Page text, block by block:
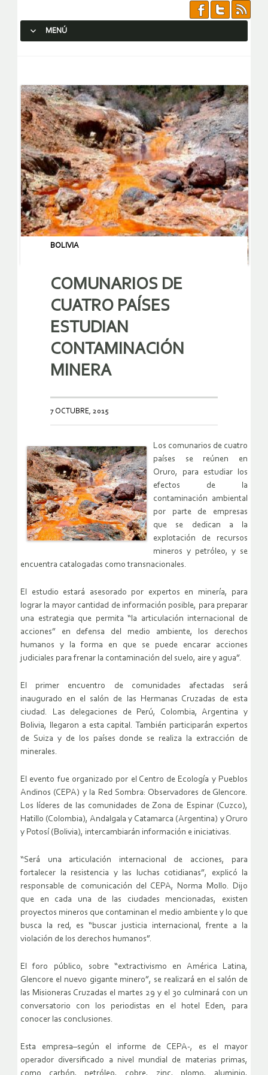
MENÚ
BOLIVIA
COMUNARIOS DE
CUATRO PAÍSES
ESTUDIAN
CONTAMINACIÓN
MINERA
7 OCTUBRE, 2015
Los comunarios de cuatro
países se reúnen en
Oruro, para estudiar los
efectos de la
contaminación ambiental
por parte de empresas
que se dedican a la
explotación de recursos
mineros y petróleo, y se
encuentra catalogadas como transnacionales.
El estudio estará asesorado por expertos en minería, para
lograr la mayor cantidad de información posible, para preparar
una estrategia que permita “la articulación internacional de
acciones” en defensa del medio ambiente, los derechos
humanos y la forma en que se puede encarar acciones
judiciales para frenar la contaminación del suelo, aire y agua”.
El primer encuentro de comunidades afectadas será
inaugurado en el salón de las Hermanas Cruzadas de esta
ciudad. Las delegaciones de Perú, Colombia, Argentina y
Bolivia, llegaron a esta capital. También participarán expertos
de Suiza y de los países donde se realiza la extracción de
minerales.
El evento fue organizado por el Centro de Ecología y Pueblos
Andinos (CEPA) y la Red Sombra: Observadores de Glencore.
Los líderes de las comunidades de Zona de Espinar (Cuzco),
Hatillo (Colombia), Andalgala y Catamarca (Argentina) y Oruro
y Potosí (Bolivia), intercambiarán información e iniciativas.
“Será una articulación internacional de acciones, para
fortalecer la resistencia y las luchas cotidianas”, explicó la
responsable de comunicación del CEPA, Norma Mollo. Dijo
que en cada una de las ciudades mencionadas, existen
proyectos mineros que contaminan el medio ambiente y lo que
busca la red, es “buscar justicia internacional, frente a la
violación de los derechos humanos”.
El foro público, sobre “extractivismo en América Latina,
Glencore el nuevo gigante minero”, se realizará en el salón de
las Misioneras Cruzadas el martes 29 y el 30 culminará con un
conversatorio con los periodistas en el hotel Eden, para
conocer las conclusiones.
Esta empresa–según el informe de CEPA-, es el mayor
operador diversificado a nivel mundial de materias primas,